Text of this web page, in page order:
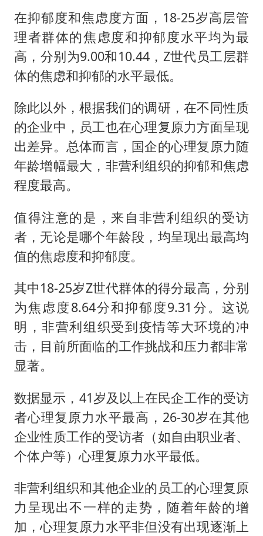
在抑郁度和焦虑度方面，18-25岁高层管
理者群体的焦虑度和抑郁度水平均为最
高，分别为9.00和10.44，Z世代员工层群
体的焦虑和抑郁的水平最低。
除此以外，根据我们的调研，在不同性质
的企业中，员工也在心理复原力方面呈现
出差异。总体而言，国企的心理复原力随
年龄增幅最大，非营利组织的抑郁和焦虑
程度最高。
值得注意的是，来自非营利组织的受访
者，无论是哪个年龄段，均呈现出最高均
值的焦虑度和抑郁度。
其中18-25岁Z世代群体的得分最高，分别
为焦虑度8.64分和抑郁度9.31分。这说
明，非营利组织受到疫情等大环境的冲
击，目前所面临的工作挑战和压力都非常
显著。
数据显示，41岁及以上在民企工作的受访
者心理复原力水平最高，26-30岁在其他
企业性质工作的受访者（如自由职业者、
个体户等）心理复原力水平最低。
非营利组织和其他企业的员工的心理复原
力呈现出不一样的走势，随着年龄的增
加，心理复原力水平非但没有出现逐渐上